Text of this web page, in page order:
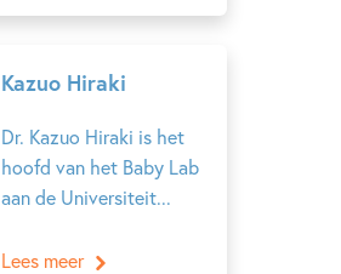
Kazuo Hiraki
Dr. Kazuo Hiraki is het
hoofd van het Baby Lab
aan de Universiteit...
Lees meer